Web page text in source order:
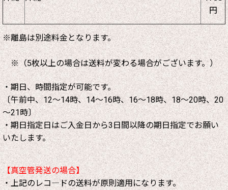
円
※離島は別途料金となります。
※（5枚以上の場合は送料が変わる場合がございます。）
・期日、時間指定が可能です。
〔午前中、12～14時、14～16時、16～18時、18～20時、20
～21時〕
・期日指定日はご入金日から3日間以降の期日指定でお願い
いたします。
【真空管発送の場合】
・上記のレコ―ドの送料が原則適用になります。